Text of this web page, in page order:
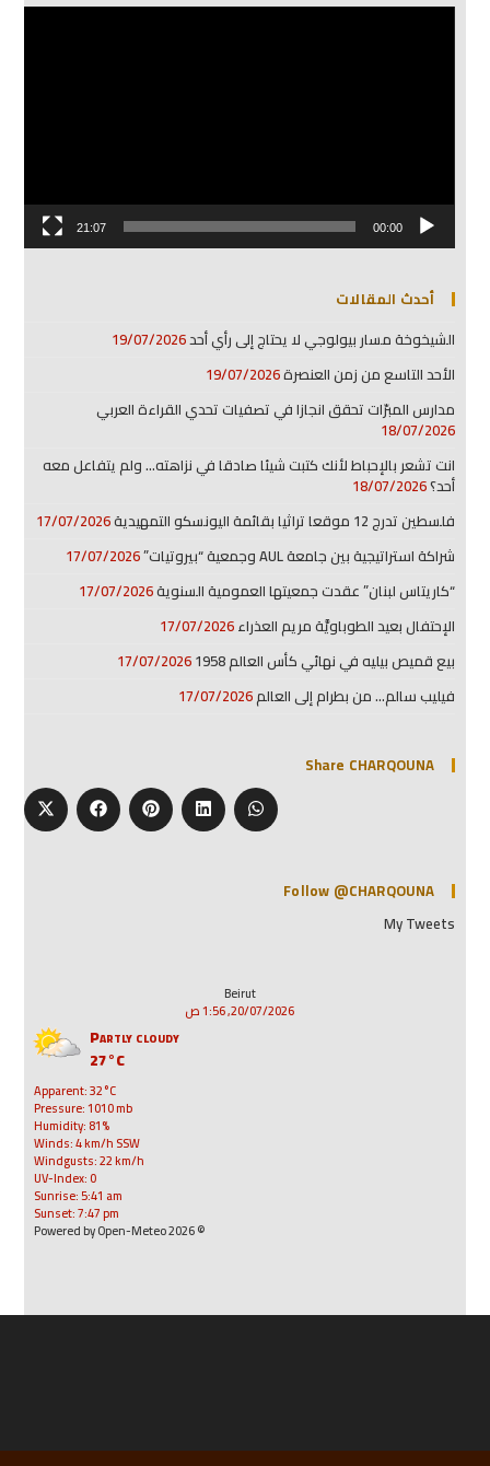
مشغل
00:00
21:07
أحدث المقالات
الشيخوخة مسار بيولوجي لا يحتاج إلى رأي أحد19/07/2026
الأحد التاسع من زمن العنصرة19/07/2026
مدارس المبرّات تحقق انجازا في تصفيات تحدي القراءة العربي
18/07/2026
انت تشعر بالإحباط لأنك كتبت شيئا صادقا في نزاهته… ولم يتفاعل معه
أحد؟18/07/2026
فلسطين تدرج 12 موقعا تراثيا بقائمة اليونسكو التمهيدية
17/07/2026
شراكة استراتيجية بين جامعة AUL وجمعية “بيروتيات”
17/07/2026
“كاريتاس لبنان” عقدت جمعيتها العمومية السنوية17/07/2026
الإحتفال بعيد الطوباويَّة مريم العذراء17/07/2026
بيع قميص بيليه في نهائي كأس العالم 1958
17/07/2026
فيليب سالم… من بطرام إلى العالم17/07/2026
Share CHARQOUNA
Follow @CHARQOUNA
My Tweets
Beirut
20/07/2026, 1:56 ص
Partly cloudy
27°C
Apparent: 32°C
Pressure: 1010 mb
Humidity: 81%
Winds: 4 km/h SSW
Windgusts: 22 km/h
UV-Index: 0
Sunrise: 5:41 am
Sunset: 7:47 pm
© 2026 Powered by Open-Meteo